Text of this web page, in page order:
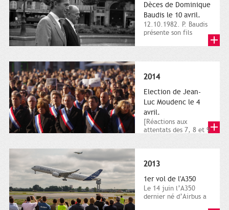
Dèces de Dominique
Baudis le 10 avril.
12.10.1982. P. Baudis
présente son fils
2014
Election de Jean-
Luc Moudenc le 4
avril.
[Réactions aux
attentats des 7, 8 et 9
2013
1er vol de l'A350
Le 14 juin l’A350
dernier né d’Airbus a